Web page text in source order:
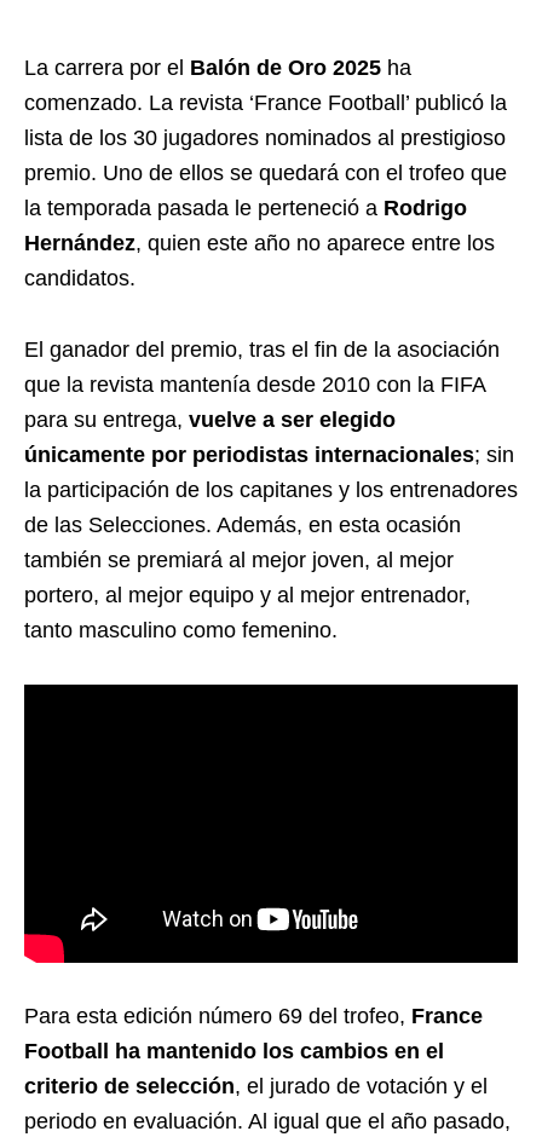
La carrera por el Balón de Oro 2025 ha
comenzado. La revista ‘France Football’ publicó la
lista de los 30 jugadores nominados al prestigioso
premio. Uno de ellos se quedará con el trofeo que
la temporada pasada le perteneció a Rodrigo
Hernández, quien este año no aparece entre los
candidatos.
El ganador del premio, tras el fin de la asociación
que la revista mantenía desde 2010 con la FIFA
para su entrega, vuelve a ser elegido
únicamente por periodistas internacionales; sin
la participación de los capitanes y los entrenadores
de las Selecciones. Además, en esta ocasión
también se premiará al mejor joven, al mejor
portero, al mejor equipo y al mejor entrenador,
tanto masculino como femenino.
Para esta edición número 69 del trofeo, France
Football ha mantenido los cambios en el
criterio de selección, el jurado de votación y el
periodo en evaluación. Al igual que el año pasado,